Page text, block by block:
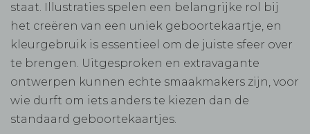
staat. Illustraties spelen een belangrijke rol bij
het creëren van een uniek geboortekaartje, en
kleurgebruik is essentieel om de juiste sfeer over
te brengen. Uitgesproken en extravagante
ontwerpen kunnen echte smaakmakers zijn, voor
wie durft om iets anders te kiezen dan de
standaard geboortekaartjes.